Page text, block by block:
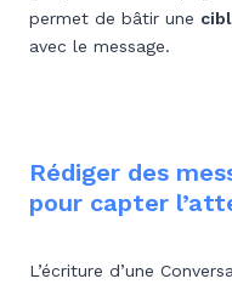
permet de bâtir une
avec le message.
Rédiger des
pour capter
L’écriture d’une